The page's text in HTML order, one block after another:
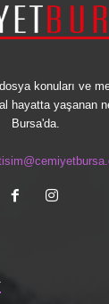
konuları ve
hayatta yaşanan
Bursa'da.